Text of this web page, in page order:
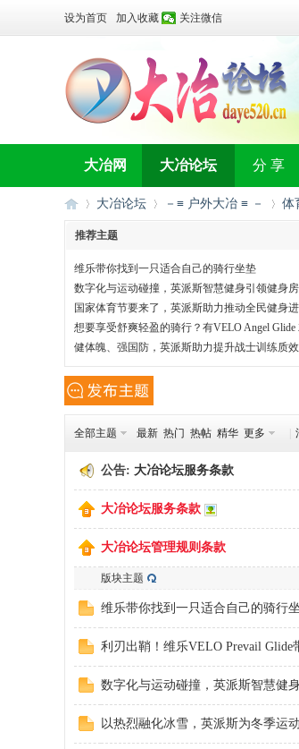
设为首页 加入收藏 关注微信
大冶网 大冶论坛 分 享
»
大冶论坛
›
－≡ 户外大冶 ≡ － 体
推荐主题
维乐带你找到一只适合自己的骑行坐垫
数字化与运动碰撞，英派斯智慧健身引领健身
国家体育节要来了，英派斯助力推动全民健身
想要享受舒爽轻盈的骑行？有VELO Angel Glide
健体魄、强国防，英派斯助力提升战士训练质效
全部主题 最新 热门 热帖 精华 更多
公告: 大冶论坛服务条款
大冶论坛服务条款
大冶论坛管理规则条款
版块主题
维乐带你找到一只适合自己的骑行
利刃出鞘！维乐VELO Prevail Glide
数字化与运动碰撞，英派斯智慧健
以热烈融化冰雪，英派斯为冬季运